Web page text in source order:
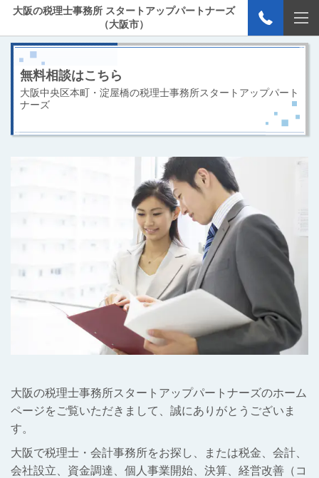
大阪の税理士事務所 スタートアップパートナーズ
（大阪市）
無料相談はこちら
大阪中央区本町・淀屋橋の税理士事務所スタートアップパート
ナーズ
大阪の税理士事務所スタートアップパートナーズのホーム
ページをご覧いただきまして、誠にありがとうございま
す。
大阪で税理士・会計事務所をお探し、または税金、会計、
会社設立、資金調達、個人事業開始、決算、経営改善（コ